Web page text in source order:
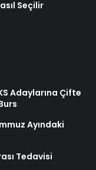
Seçilir
Adaylarına Çifte
Ayındaki
Tedavisi